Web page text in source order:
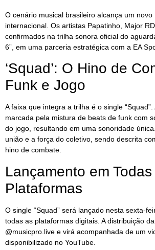
O cenário musical brasileiro alcança um novo
internacional. Os artistas Papatinho, Major
confirmados na trilha sonora oficial do
6”, em uma parceria estratégica com a EA
‘Squad’: O Hino de
Funk e Jogo
A faixa que integra a trilha é o single
marcada pela mistura de beats de funk com
do jogo, resultando em uma sonoridade
união e a força do coletivo, sendo descrita
hino de combate.
Lançamento em Todas
Plataformas
O single “Squad” será lançado nesta sexta-
todas as plataformas digitais. A distribuição
@musicpro.live e virá acompanhada de um
disponibilizado no YouTube.